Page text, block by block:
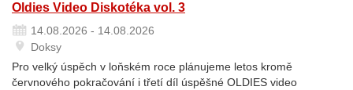
Oldies Video Diskotéka vol. 3
14.08.2026 - 14.08.2026
Doksy
Pro velký úspěch v loňském roce plánujeme letos kromě
červnového pokračování i třetí díl úspěšné OLDIES video